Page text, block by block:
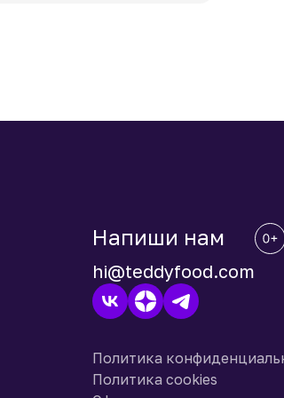
Напиши нам
hi@teddyfood.com
Политика
Политика cookies